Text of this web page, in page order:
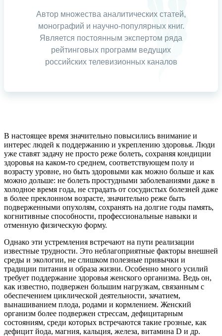
Автор множества аналитических статей,
монографий и научно-популярных книг.
Является постоянным экспертом ряда
рейтинговых программ ведущих
российских телевизионных каналов
В настоящее время значительно повысились внимание и
интерес людей к поддержанию и укреплению здоровья. Люди
уже ставят задачу не просто реже болеть, сохраняя кондиции
здоровья на каком-то среднем, соответствующем полу и
возрасту уровне, но быть здоровыми как можно больше и как
можно дольше: не болеть простудными заболеваниями даже в
холодное время года, не страдать от сосудистых болезней даже
в более преклонном возрасте, значительно реже быть
подверженными опухолям, сохранять на долгие годы память,
когнитивные способности, профессиональные навыки и
отменную физическую форму.
Однако эти устремления встречают на пути реализации
известные трудности. Это неблагоприятные факторы внешней
среды и экологии, не слишком полезные привычки и
традиции питания и образа жизни. Особенно много усилий
требует поддержание здоровья женского организма. Ведь он,
как известно, подвержен большим нагрузкам, связанным с
обеспечением циклической деятельности, зачатием,
вынашиванием плода, родами и кормлением. Женский
организм более подвержен стрессам, дефицитарным
состояниям, среди которых встречаются такие грозные, как
дефицит йода, магния, кальция, железа, витамина D и др.